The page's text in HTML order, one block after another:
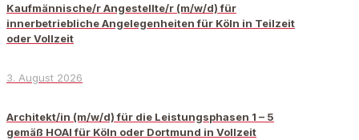
Kaufmännische/r Angestellte/r (m/w/d) für
innerbetriebliche Angelegenheiten für Köln in Teilzeit
oder Vollzeit
3. August 2026
Architekt/in (m/w/d) für die Leistungsphasen 1 – 5
gemäß HOAI für Köln oder Dortmund in Vollzeit